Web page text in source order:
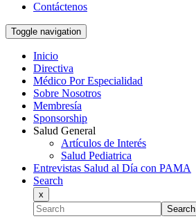
Contáctenos
Toggle navigation
Inicio
Directiva
Médico Por Especialidad
Sobre Nosotros
Membresía
Sponsorship
Salud General
Artículos de Interés
Salud Pediatrica
Entrevistas Salud al Día con PAMA
Search
x
Search